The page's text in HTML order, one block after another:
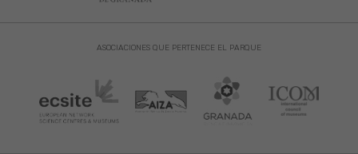
ASOCIACIONES QUE PERTENECE EL PARQUE